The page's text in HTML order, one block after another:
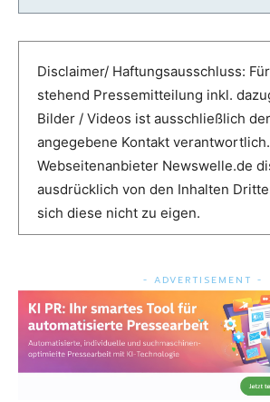
Disclaimer/ Haftungsausschluss:
stehend Pressemitteilung inkl.
Bilder / Videos ist ausschließlich
angegebene Kontakt
Webseitenanbieter Newswelle.de
ausdrücklich von den Inhalten
sich diese nicht zu eigen.
- ADVERTISEMENT -